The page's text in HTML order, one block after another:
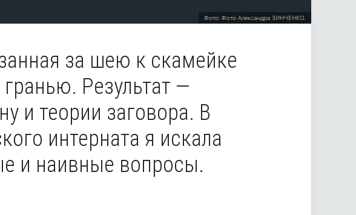
Фото: Фото Александра ЗИНЧЕНКО.
за шею к скамейке
Результат —
и теории заговора. В
интерната я искала
и наивные вопросы.